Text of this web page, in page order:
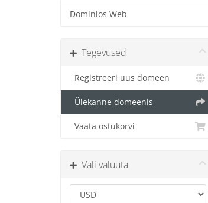
Dominios Web
Tegevused
Registreeri uus domeen
Ülekanne domeenis
Vaata ostukorvi
Vali valuuta